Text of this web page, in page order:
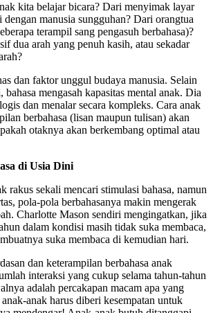
kita belajar bicara? Dari menyimak layar
manusia sungguhan? Dari orangtua
terampil sang pengasuh berbahasa)?
dua arah yang penuh kasih, atau sekadar
dan faktor unggul budaya manusia. Selain
mengasah kapasitas mental anak. Dia
dan menalar secara kompleks. Cara anak
berbahasa (lisan maupun tulisan) akan
otaknya akan berkembang optimal atau
di Usia Dini
rakus sekali mencari stimulasi bahasa, namun
pola-pola berbahasanya makin mengerak
Charlotte Mason sendiri mengingatkan, jika
dalam kondisi masih tidak suka membaca,
suka membaca di kemudian hari.
dan keterampilan berbahasa anak
interaksi yang cukup selama tahun-tahun
adalah percakapan macam apa yang
anak harus diberi kesempatan untuk